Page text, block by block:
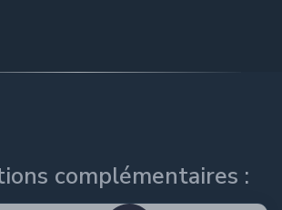
complémentaires :